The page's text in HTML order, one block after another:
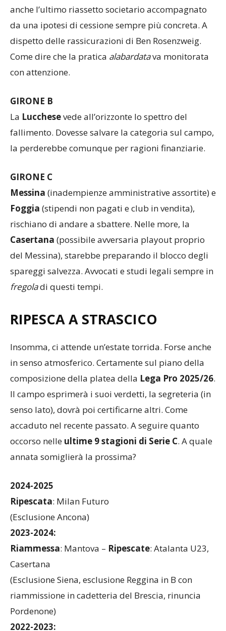
anche l’ultimo riassetto societario accompagnato
da una ipotesi di cessione sempre più concreta. A
dispetto delle rassicurazioni di Ben Rosenzweig.
Come dire che la pratica alabardatava monitorata
con attenzione.
GIRONE B
La Lucchesevede all’orizzonte lo spettro del
fallimento. Dovesse salvare la categoria sul campo,
la perderebbe comunque per ragioni finanziarie.
GIRONE C
Messina (inadempienze amministrative assortite) e
Foggia (stipendi non pagati e club in vendita),
rischiano di andare a sbattere. Nelle more, la
Casertana (possibile avversaria playout proprio
del Messina), starebbe preparando il blocco degli
spareggi salvezza. Avvocati e studi legali sempre in
fregoladi questi tempi.
RIPESCA A STRASCICO
Insomma, ci attende un’estate torrida. Forse anche
in senso atmosferico. Certamente sul piano della
composizione della platea della Lega Pro 2025/26.
Il campo esprimerà i suoi verdetti, la segreteria (in
senso lato), dovrà poi certificarne altri. Come
accaduto nel recente passato. A seguire quanto
occorso nelle ultime 9 stagioni di Serie C. A quale
annata somiglierà la prossima?
2024-2025
Ripescata: Milan Futuro
(Esclusione Ancona)
2023-2024:
Riammessa: Mantova – Ripescate: Atalanta U23,
Casertana
(Esclusione Siena, esclusione Reggina in B con
riammissione in cadetteria del Brescia, rinuncia
Pordenone)
2022-2023: